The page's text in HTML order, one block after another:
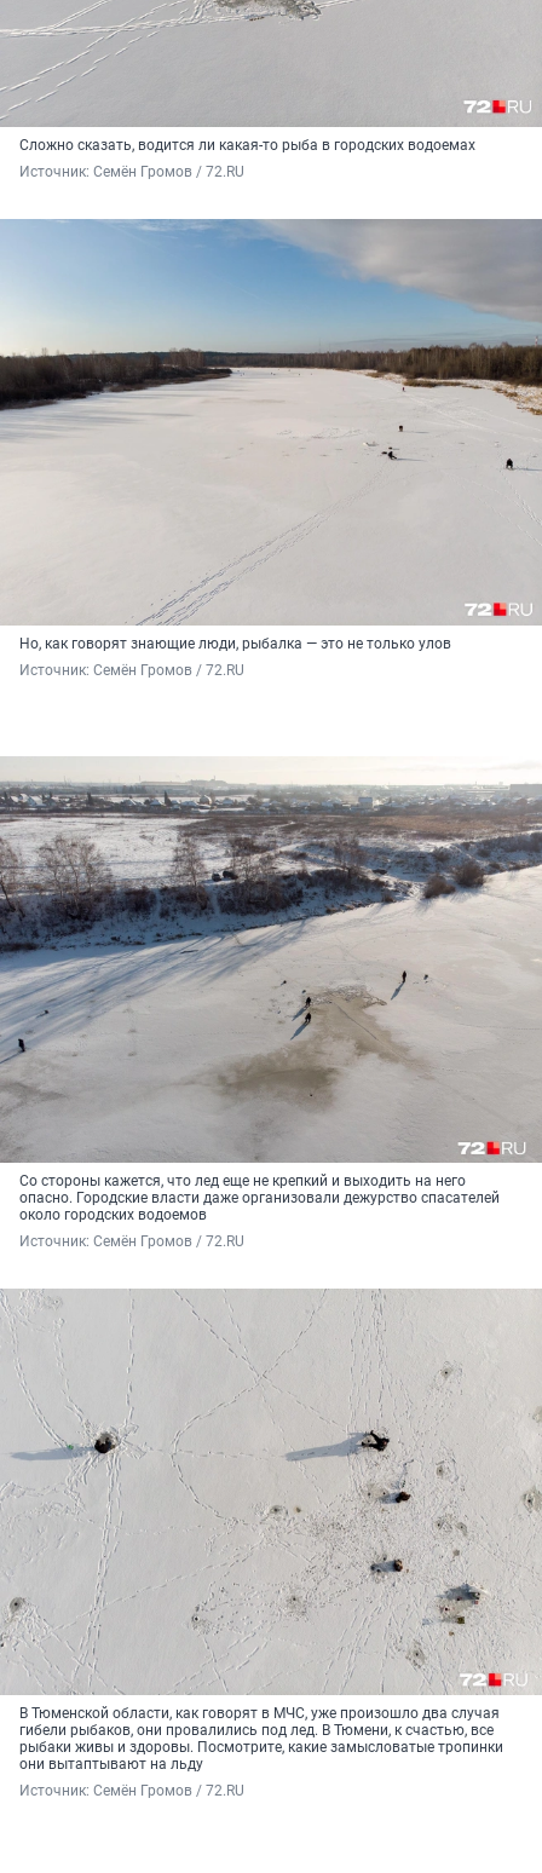
Сложно сказать, водится ли какая-то рыба в городских водоемах
Источник: Семён Громов / 72.RU
Но, как говорят знающие люди, рыбалка — это не только улов
Источник: Семён Громов / 72.RU
Со стороны кажется, что лед еще не крепкий и выходить на него
опасно. Городские власти даже организовали дежурство спасателей
около городских водоемов
Источник: Семён Громов / 72.RU
В Тюменской области, как говорят в МЧС, уже произошло два случая
гибели рыбаков, они провалились под лед. В Тюмени, к счастью, все
рыбаки живы и здоровы. Посмотрите, какие замысловатые тропинки
они вытаптывают на льду
Источник: Семён Громов / 72.RU